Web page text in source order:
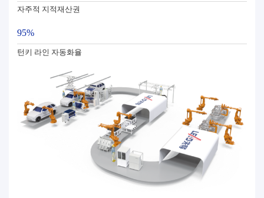
자주적 지적재산권
95%
턴키 라인 자동화율